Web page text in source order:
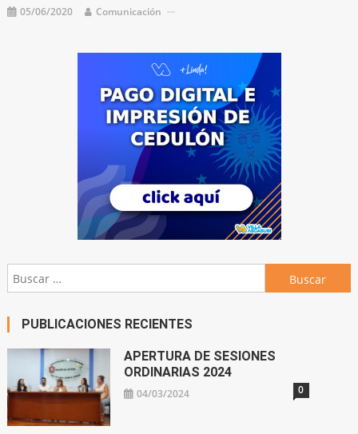
05/06/2020 Comunicación
Buscar:
PUBLICACIONES RECIENTES
APERTURA DE SESIONES
ORDINARIAS 2024
04/03/2024 0